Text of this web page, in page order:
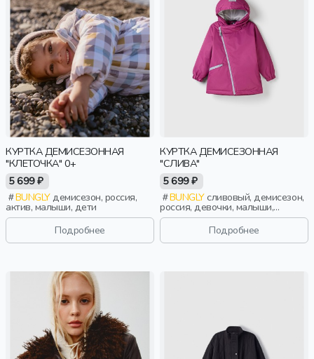
КУРТКА ДЕМИСЕЗОННАЯ
"КЛЕТОЧКА" 0+
5 699 ₽
BUNGLYдемисезон, россия,
актив, малыши, дети
Подробнее
КУРТКА ДЕМИСЕЗОННАЯ
"СЛИВА"
5 699 ₽
BUNGLYсливовый, демисезон,
россия, девочки, малыши,
дошкольники, дети
Подробнее